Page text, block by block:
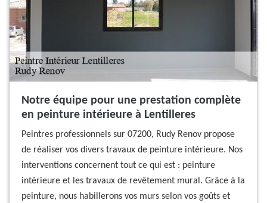
Notre équipe pour une prestation complète
en peinture intérieure à Lentilleres
Peintres professionnels sur 07200, Rudy Renov propose
de réaliser vos divers travaux de peinture intérieure. Nos
interventions concernent tout ce qui est : peinture
intérieure et les travaux de revêtement mural. Grâce à la
peinture, nous habillerons vos murs selon vos goûts et